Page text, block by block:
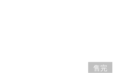
售完